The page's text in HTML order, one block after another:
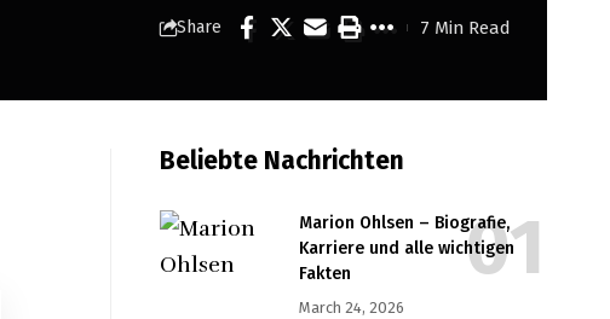
Share 7 Min Read
Beliebte Nachrichten
Marion Ohlsen – Biografie,
Karriere und alle wichtigen
Fakten
March 24, 2026